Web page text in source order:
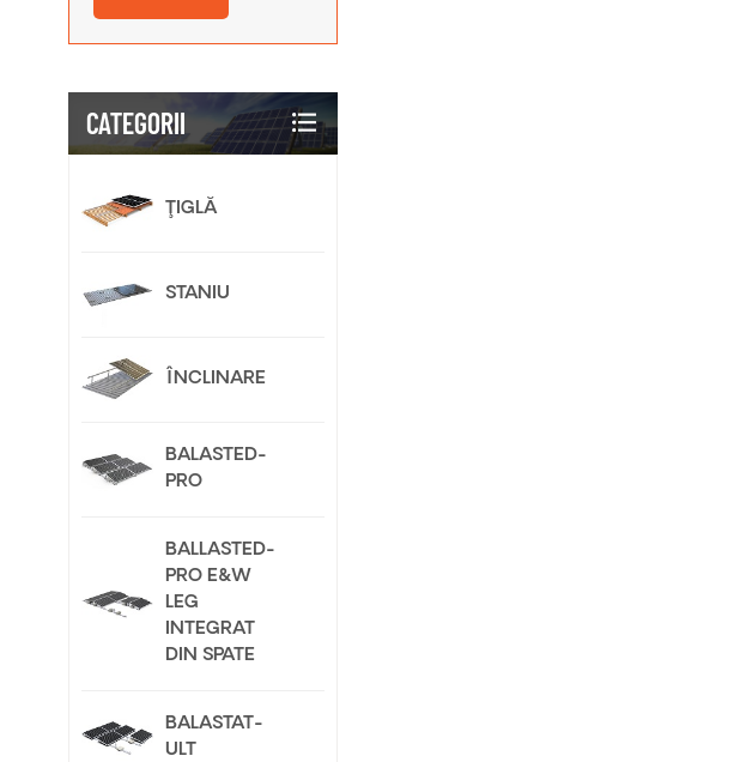
CATEGORII
ŢIGLĂ
STANIU
ÎNCLINARE
BALASTED-
PRO
BALLASTED-
PRO E&W
LEG
INTEGRAT
DIN SPATE
BALASTAT-
ULT